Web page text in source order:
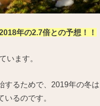
年の2.7倍との予想！！
います。
するためで、2019年の冬は
るのです。